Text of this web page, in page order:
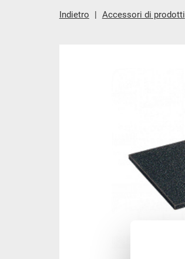
Indietro Accessori di prodotti